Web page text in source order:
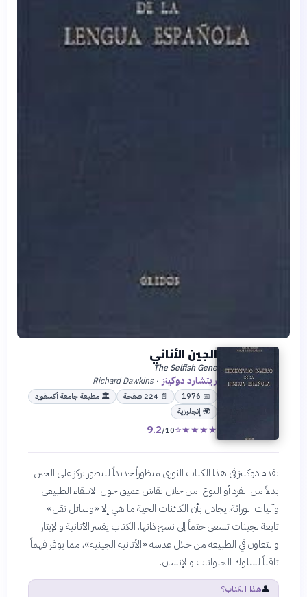
الجين الأناني
The Selfish Gene
ريتشارد دوكينز ·
Richard Dawkins
📅
1976
📄
224صفحة 🏛 مطبعة جامعة أكسفورد
🌍إنجليزية
★
★
★
★
⭐
9.2/10
يقدم دوكينز في هذا الكتاب الثوري منظوراً جديداً للتطور يركز على الجين
بدلاً من الفرد أو النوع. من خلال نقاش عميق حول الانتقاء الطبيعي
وآليات الوراثة، يجادل بأن الكائنات الحية ما هي إلا «وسائل نقل»
تابعة لجينات تسعى حتماً إلى نسخ ذاتها. الكتاب يفسر الأنانية والإيثار
والتعاون في الطبيعة من خلال عدسة «الأنانية الجينية»، مما يوفر فهماً
ثاقباً لسلوك الحيوانات والإنسان.
👤هذا الكتاب؟